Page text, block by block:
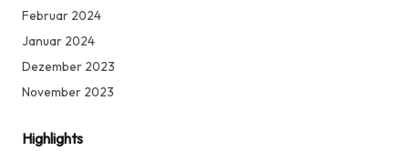
Februar 2024
Januar 2024
Dezember 2023
November 2023
Highlights